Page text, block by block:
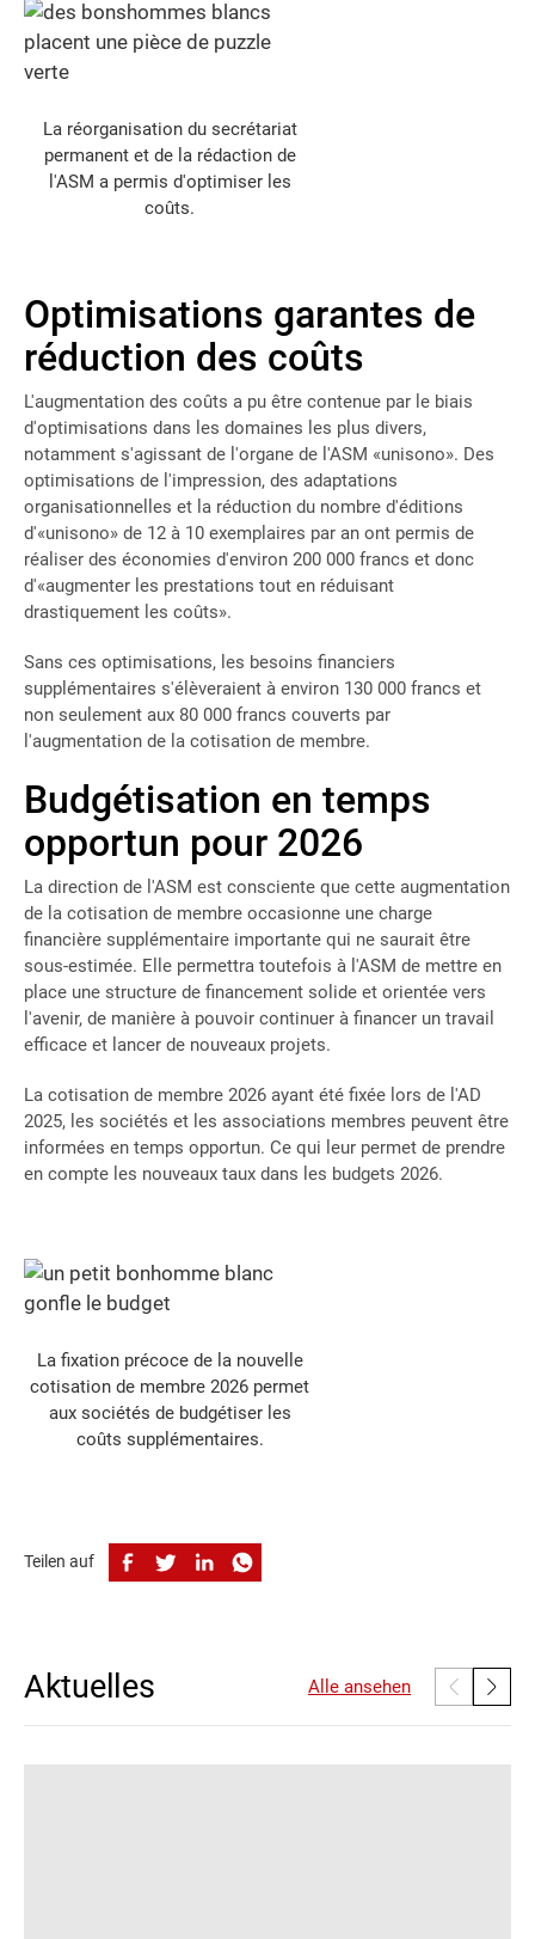
La réorganisation du secrétariat
permanent et de la rédaction de
l'ASM a permis d'optimiser les
coûts.
Optimisations garantes de
réduction des coûts
L'augmentation des coûts a pu être contenue par le biais
d'optimisations dans les domaines les plus divers,
notamment s'agissant de l'organe de l'ASM «unisono». Des
optimisations de l'impression, des adaptations
organisationnelles et la réduction du nombre d'éditions
d'«unisono» de 12 à 10 exemplaires par an ont permis de
réaliser des économies d'environ 200 000 francs et donc
d'«augmenter les prestations tout en réduisant
drastiquement les coûts».
Sans ces optimisations, les besoins financiers
supplémentaires s'élèveraient à environ 130 000 francs et
non seulement aux 80 000 francs couverts par
l'augmentation de la cotisation de membre.
Budgétisation en temps
opportun pour 2026
La direction de l'ASM est consciente que cette augmentation
de la cotisation de membre occasionne une charge
financière supplémentaire importante qui ne saurait être
sous-estimée. Elle permettra toutefois à l'ASM de mettre en
place une structure de financement solide et orientée vers
l'avenir, de manière à pouvoir continuer à financer un travail
efficace et lancer de nouveaux projets.
La cotisation de membre 2026 ayant été fixée lors de l'AD
2025, les sociétés et les associations membres peuvent être
informées en temps opportun. Ce qui leur permet de prendre
en compte les nouveaux taux dans les budgets 2026.
La fixation précoce de la nouvelle
cotisation de membre 2026 permet
aux sociétés de budgétiser les
coûts supplémentaires.
Teilen auf
Aktuelles Alle ansehen